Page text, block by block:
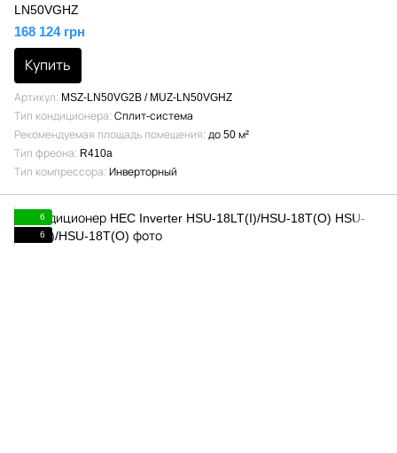
LN50VGHZ
168 124 грн
Купить
Артикул
MSZ-LN50VG2B / MUZ-LN50VGHZ
Тип кондиционера Сплит-система
Рекомендуемая площадь помещения до 50 м²
Тип фреона
R410a
Тип компрессора Инверторный
6
6